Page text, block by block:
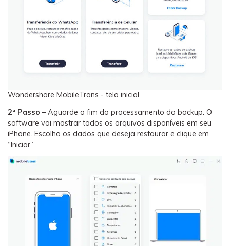
Wondershare MobileTrans - tela inicial
2ª Passo – Aguarde o fim do processamento do backup. O
software vai mostrar todos os arquivos disponíveis em seu
iPhone. Escolha os dados que deseja restaurar e clique em
“Iniciar”